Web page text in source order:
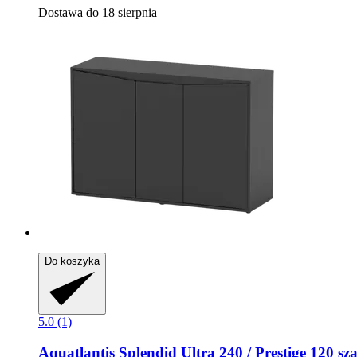
Dostawa do 18 sierpnia
Do koszyka
5.0 (1)
Aquatlantis Splendid Ultra 240 / Prestige 120